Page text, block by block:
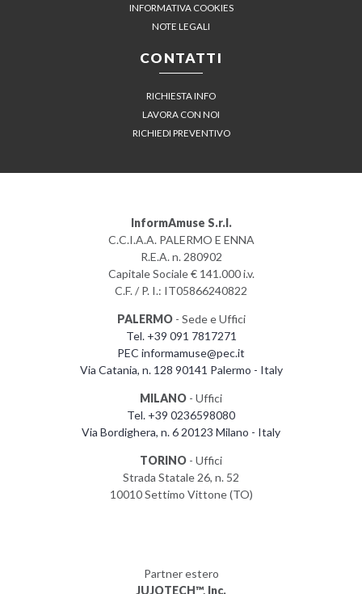
INFORMATIVA COOKIES
NOTE LEGALI
CONTATTI
RICHIESTA INFO
LAVORA CON NOI
RICHIEDI PREVENTIVO
InformAmuse S.r.l.
C.C.I.A.A. PALERMO E ENNA
R.E.A. n. 280902
Capitale Sociale € 141.000 i.v.
C.F. / P. I.: IT05866240822
PALERMO- Sede e Uffici
Tel. +39 091 7817271
PEC informamuse@pec.it
Via Catania, n. 128 90141 Palermo - Italy
MILANO - Uffici
Tel. +39 0236598080
Via Bordighera, n. 6 20123 Milano - Italy
TORINO - Uffici
Strada Statale 26, n. 52
10010 Settimo Vittone (TO)
Partner estero
JUJOTECH™, Inc.